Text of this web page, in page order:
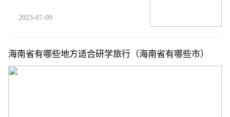
2023-07-09
海南省有哪些地方适合研学旅行（海南省有哪些市）